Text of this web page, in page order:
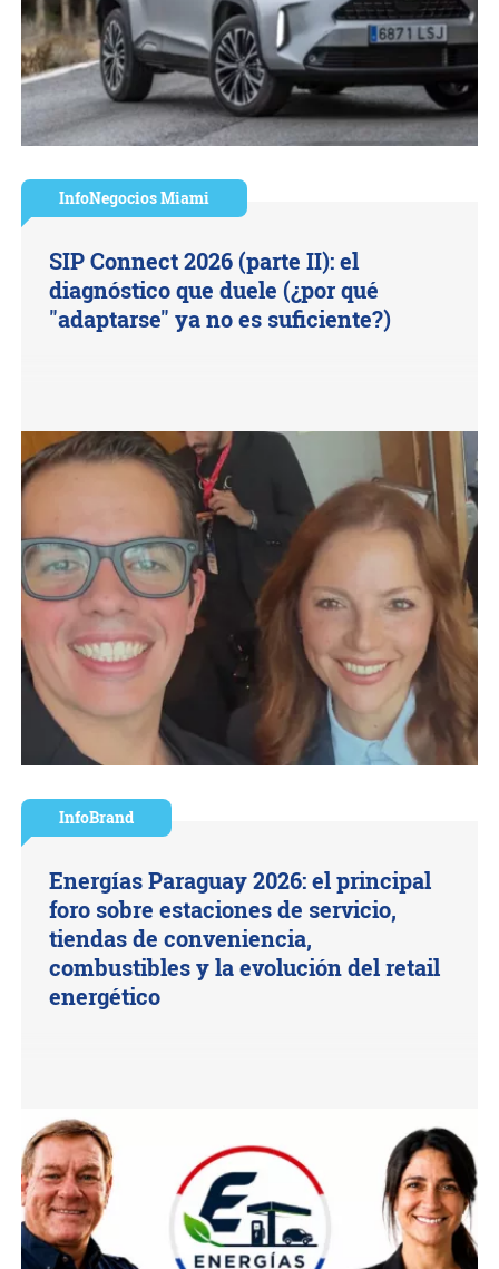
InfoNegocios Miami
SIP Connect 2026 (parte II): el
diagnóstico que duele (¿por qué
"adaptarse" ya no es suficiente?)
InfoBrand
Energías Paraguay 2026: el principal
foro sobre estaciones de servicio,
tiendas de conveniencia,
combustibles y la evolución del retail
energético